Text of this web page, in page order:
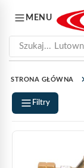
MENU
Szukaj...
STRONA GŁÓWNA
Filtry